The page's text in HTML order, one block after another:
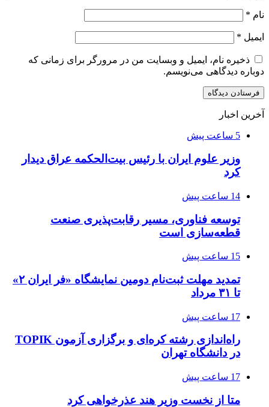
نام *
ایمیل *
ذخیره نام، ایمیل و وبسایت من در مرورگر برای زمانی که
دوباره دیدگاهی می‌نویسم.
آخرین اخبار
5 ساعت پیش
وزیر علوم ایران با رئیس بیت‌الحکمه عراق دیدار
کرد
14 ساعت پیش
توسعه فناوری، مسیر رقابت‌پذیری صنعت
قطعه‌سازی است
15 ساعت پیش
تمدید مهلت ثبت‌نام دومین نمایشگاه «فر ایران ۲»
تا ۳۱ مرداد
17 ساعت پیش
راه‌اندازی رشته کره‌ای و برگزاری آزمون TOPIK
در دانشگاه تهران
17 ساعت پیش
متا از نخست وزیر هند عذرخواهی کرد